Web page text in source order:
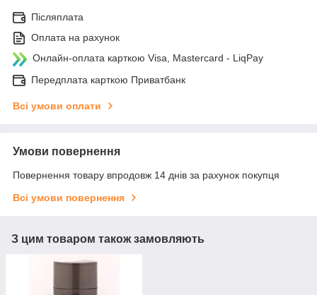
Післяплата
Оплата на рахунок
Онлайн-оплата карткою Visa, Mastercard - LiqPay
Передплата карткою Приватбанк
Всі умови оплати
Умови повернення
Повернення товару впродовж 14 днів за рахунок покупця
Всі умови повернення
З цим товаром також замовляють